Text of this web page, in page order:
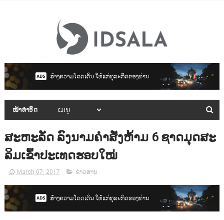
ໜ້າທຳອິດ
ສະຫະລັດ ລົງນາມຄຳສັ່ງຫ້າມ 6 ຊາດມຸດສະ
ລິມເຂົ້າປະເທດຮອບໃໝ່
March 07, 2017 ຂ່າວສານ